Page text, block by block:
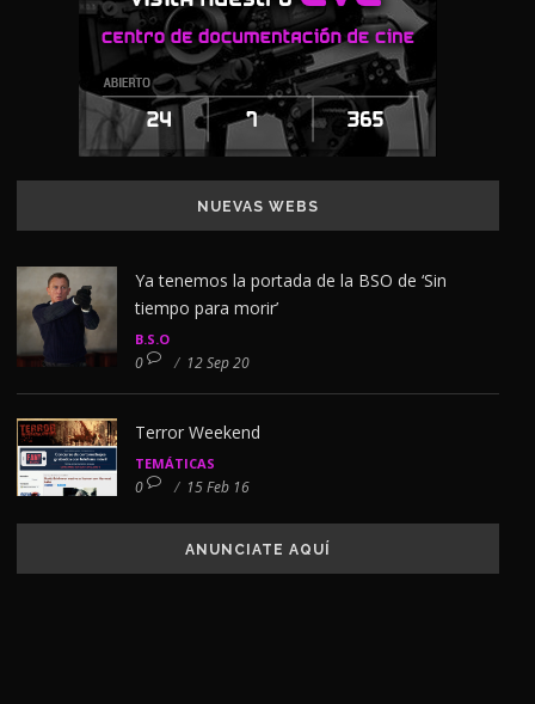
NUEVAS WEBS
Ya tenemos la portada de la BSO de ‘Sin
tiempo para morir’
B.S.O
0 / 12 Sep 20
Terror Weekend
TEMÁTICAS
0 / 15 Feb 16
ANUNCIATE AQUÍ